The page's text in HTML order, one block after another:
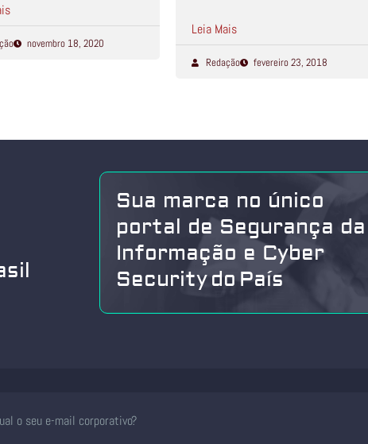
novembro 18, 2020
Leia Mais
Redação fevereiro 23, 2018
Sua marca no único
portal de Segurança da
Informação e Cyber
Security do País